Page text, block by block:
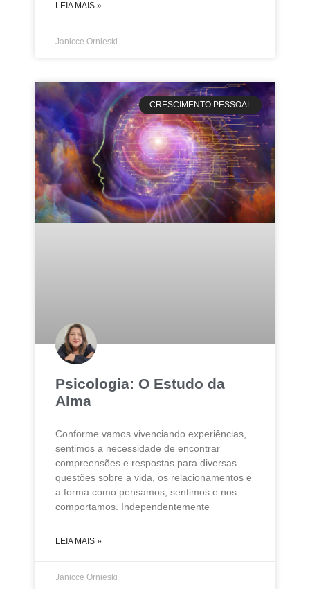
LEIA MAIS »
Janicce Ornieski
CRESCIMENTO PESSOAL
Psicologia: O Estudo da
Alma
Conforme vamos vivenciando experiências,
sentimos a necessidade de encontrar
compreensões e respostas para diversas
questões sobre a vida, os relacionamentos e
a forma como pensamos, sentimos e nos
comportamos. Independentemente
LEIA MAIS »
Janicce Ornieski